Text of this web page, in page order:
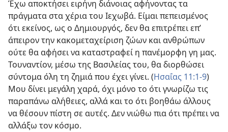
Έχω αποκτήσει ειρήνη διάνοιας αφήνοντας τα
πράγματα στα χέρια του Ιεχωβά. Είμαι πεπεισμένος
ότι εκείνος, ως ο Δημιουργός, δεν θα επιτρέπει επ’
άπειρον την κακομεταχείριση ζώων και ανθρώπων
ούτε θα αφήσει να καταστραφεί η πανέμορφη γη μας.
Τουναντίον, μέσω της Βασιλείας του, θα διορθώσει
σύντομα όλη τη ζημιά που έχει γίνει. (Ησαΐας 11:1-9)
Μου δίνει μεγάλη χαρά, όχι μόνο το ότι γνωρίζω τις
παραπάνω αλήθειες, αλλά και το ότι βοηθάω άλλους
να θέσουν πίστη σε αυτές. Δεν νιώθω πια ότι πρέπει να
αλλάξω τον κόσμο.